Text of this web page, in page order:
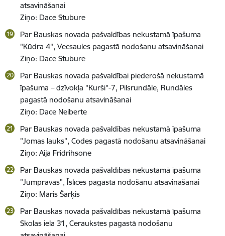
atsavināšanai
Ziņo: Dace Stubure
Par Bauskas novada pašvaldības nekustamā īpašuma
"Kūdra 4", Vecsaules pagastā nodošanu atsavināšanai
Ziņo: Dace Stubure
Par Bauskas novada pašvaldībai piederošā nekustamā
īpašuma – dzīvokļa "Kurši"-7, Pilsrundāle, Rundāles
pagastā nodošanu atsavināšanai
Ziņo: Dace Neiberte
Par Bauskas novada pašvaldības nekustamā īpašuma
"Jomas lauks", Codes pagastā nodošanu atsavināšanai
Ziņo: Aija Fridrihsone
Par Bauskas novada pašvaldības nekustamā īpašuma
"Jumpravas", Īslīces pagastā nodošanu atsavināšanai
Ziņo: Māris Šarķis
Par Bauskas novada pašvaldības nekustamā īpašuma
Skolas iela 31, Ceraukstes pagastā nodošanu